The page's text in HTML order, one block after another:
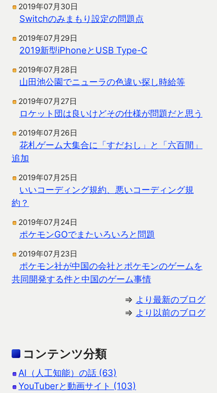
2019年07月30日
Switchのみまもり設定の問題点
2019年07月29日
2019新型iPhoneとUSB Type-C
2019年07月28日
山田池公園でニューラの色違い探し時給等
2019年07月27日
ロケット団は良いけどその仕様が問題だと思う
2019年07月26日
花札ゲーム大集合に「すだおし」と「六百間」
追加
2019年07月25日
いいコーディング規約、悪いコーディング規
約？
2019年07月24日
ポケモンGOでまたいろいろと問題
2019年07月23日
ポケモン社が中国の会社とポケモンのゲームを
共同開発する件と中国のゲーム事情
⇒ より最新のブログ
⇒ より以前のブログ
コンテンツ分類
AI（人工知能）の話 (63)
YouTuberと動画サイト (103)